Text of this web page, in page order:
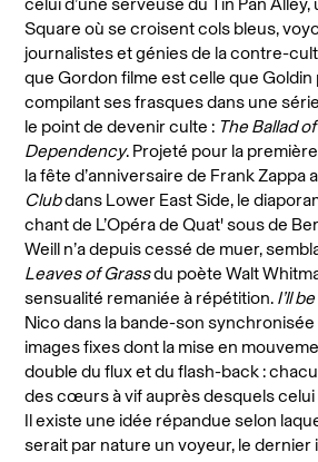
Square où se croisent cols bleus,
journalistes et génies de la contre-
que Gordon filme est celle que
compilant ses frasques dans une
le point de devenir culte : The Ballad
Dependency. Projeté pour la
la fête d’anniversaire de Frank Zappa
Clubdans Lower East Side, le
chant de L’Opéra de Quat' sous de
Weill n’a depuis cessé de muer,
Leaves of Grassdu poète Walt
sensualité remaniée à répétition.I’ll
Nico dans la bande-son
images fixes dont la mise en
double du flux et du flash-back :
des cœurs à vif auprès desquels celui
Il existe une idée répandue selon
serait par nature un voyeur, le dernier